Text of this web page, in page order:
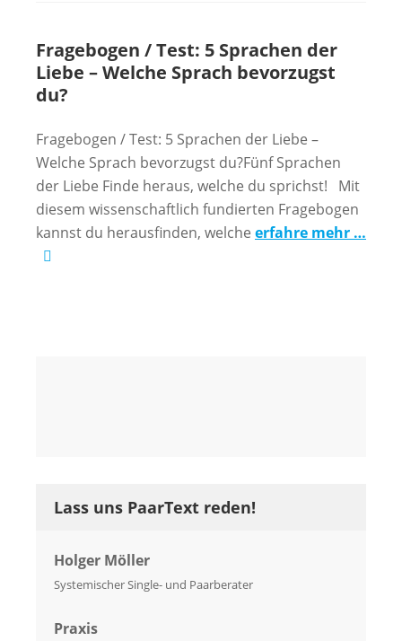
Fragebogen / Test: 5 Sprachen der
Liebe – Welche Sprach bevorzugst
du?
Fragebogen / Test: 5 Sprachen der Liebe –
Welche Sprach bevorzugst du?Fünf Sprachen
der Liebe Finde heraus, welche du sprichst! Mit
diesem wissenschaftlich fundierten Fragebogen
kannst du herausfinden, welche erfahre mehr …
Lass uns PaarText reden!
Holger Möller
Systemischer Single- und Paarberater
Praxis